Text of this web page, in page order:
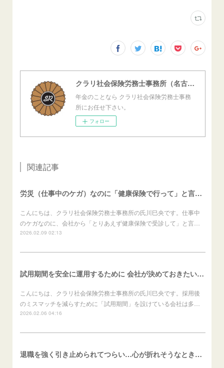
クラリ社会保険労務士事務所（名古屋西障害年金センター）
年金のことなら クラリ社会保険労務士事務
所にお任せ下さい。
フォロー
関連記事
労災（仕事中のケガ）なのに「健康保険で行って」と言われたら？（労働者向け）
こんにちは、クラリ社会保険労務士事務所の氏川巳央です。仕事中
のケガなのに、会社から「とりあえず健康保険で受診して」と言…
2026.02.09 02:13
試用期間を安全に運用するために 会社が決めておきたいこと（会社向け）
こんにちは、クラリ社会保険労務士事務所の氏川巳央です。採用後
のミスマッチを減らすために「試用期間」を設けている会社は多…
2026.02.06 04:16
退職を強く引き止められてつらい…心が折れそうなときの進め方（労働者向け）